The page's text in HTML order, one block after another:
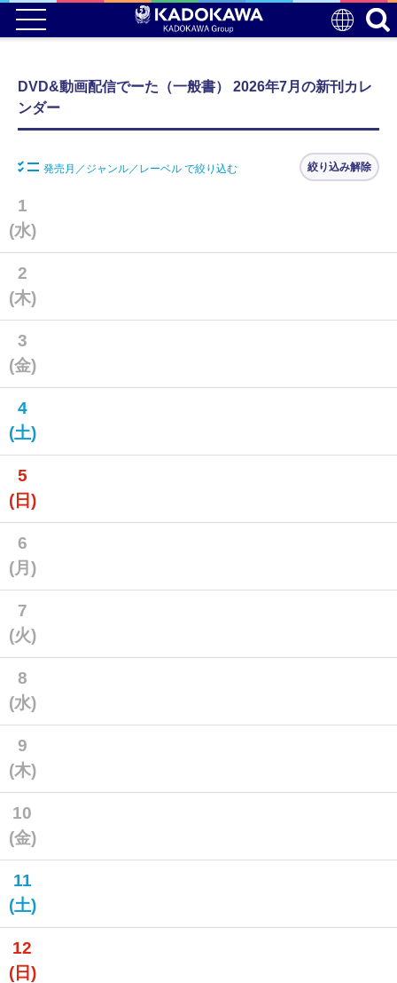
DVD&動画配信でーた（一般書） 2026年7月の新刊カレ
ンダー
発売月／ジャンル／レーベル で絞り込む 絞り込み解除
1
(水)
2
(木)
3
(金)
4
(土)
5
(日)
6
(月)
7
(火)
8
(水)
9
(木)
10
(金)
11
(土)
12
(日)